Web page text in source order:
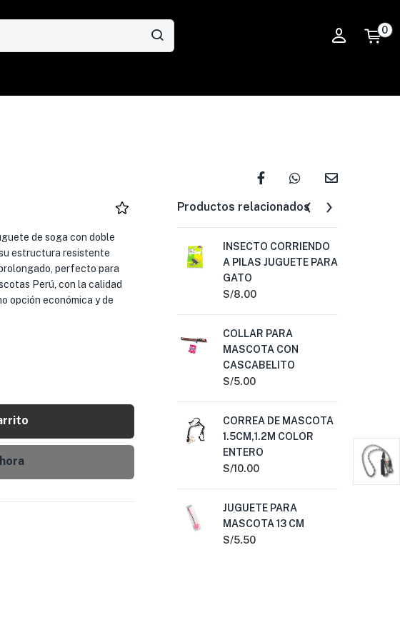
0
de soga con doble
estructura resistente
perfecto para
Perú, con la calidad
opción económica y de
Productos relacionados
INSECTO CORRIENDO
A PILAS JUGUETE PARA
GATO
S/8.00
COLLAR PARA
MASCOTA CON
CASCABELITO
S/5.00
CORREA DE MASCOTA
1.5CM,1.2M COLOR
ENTERO
S/10.00
JUGUETE PARA
MASCOTA 13 CM
S/5.50
S/